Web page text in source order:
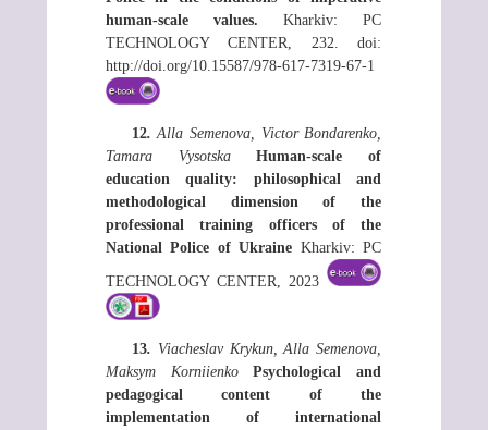
human-scale values.Kharkiv: РС
ТЕСHNOLOGY СЕNTЕR, 232. doi:
http://doi.org/10.15587/978-617-7319-67-1
12.Alla Semenova, Victor Bondarenko,
Tamara VysotskaHuman-scale of
education quality: philosophical and
methodological dimension of the
professional training officers of the
National Police of Ukraine Kharkiv: РС
ТЕСHNOLOGY СЕNTЕR, 2023
13. Viacheslav Krykun, Alla Semenova,
Maksym KorniienkoPsychological and
pedagogical content of the
implementation of international